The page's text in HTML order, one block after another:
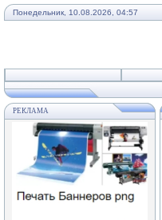
Понедельник, 10.08.2026, 04:57
РЕКЛАМА